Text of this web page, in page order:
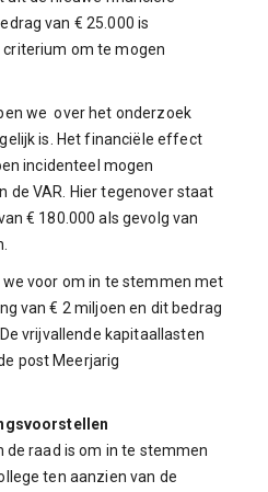
van € 25.000 is
om te mogen
we over het onderzoek
is. Het financiële effect
incidenteel mogen
de VAR. Hier tegenover staat
€ 180.000 als gevolg van
voor om in te stemmen met
van € 2 miljoen en dit bedrag
vrijvallende kapitaallasten
post Meerjarig
de raad is om in te stemmen
ten aanzien van de